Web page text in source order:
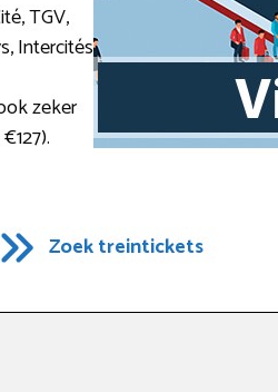
TGV,
Intercités
zeker
Zoek treintickets